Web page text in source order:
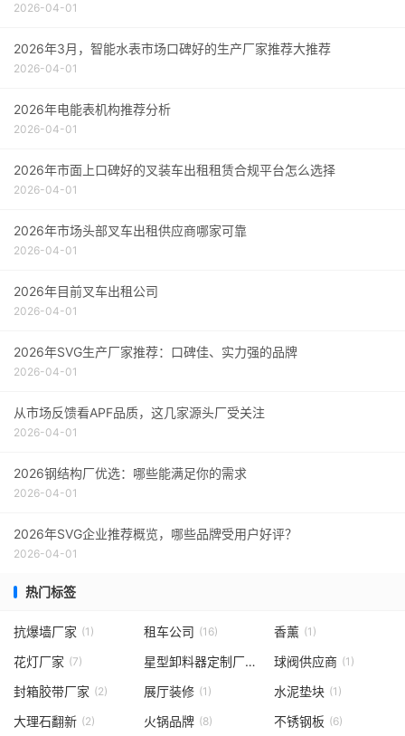
2026-04-01
2026年3月，智能水表市场口碑好的生产厂家推荐大推荐
2026-04-01
2026年电能表机构推荐分析
2026-04-01
2026年市面上口碑好的叉装车出租租赁合规平台怎么选择
2026-04-01
2026年市场头部叉车出租供应商哪家可靠
2026-04-01
2026年目前叉车出租公司
2026-04-01
2026年SVG生产厂家推荐：口碑佳、实力强的品牌
2026-04-01
从市场反馈看APF品质，这几家源头厂受关注
2026-04-01
2026钢结构厂优选：哪些能满足你的需求
2026-04-01
2026年SVG企业推荐概览，哪些品牌受用户好评？
2026-04-01
热门标签
抗爆墙厂家 (1) 租车公司 (16) 香薰 (1)
花灯厂家 (7) 星型卸料器定制厂家 (1)球阀供应商 (1)
封箱胶带厂家 (2) 展厅装修 (1) 水泥垫块 (1)
大理石翻新 (2) 火锅品牌 (8) 不锈钢板 (6)